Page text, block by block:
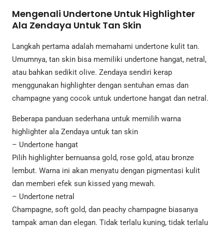
Mengenali Undertone Untuk Highlighter
Ala Zendaya Untuk Tan Skin
Langkah pertama adalah memahami undertone kulit tan.
Umumnya, tan skin bisa memiliki undertone hangat, netral,
atau bahkan sedikit olive. Zendaya sendiri kerap
menggunakan highlighter dengan sentuhan emas dan
champagne yang cocok untuk undertone hangat dan netral.
Beberapa panduan sederhana untuk memilih warna
highlighter ala Zendaya untuk tan skin
– Undertone hangat
Pilih highlighter bernuansa gold, rose gold, atau bronze
lembut. Warna ini akan menyatu dengan pigmentasi kulit
dan memberi efek sun kissed yang mewah.
– Undertone netral
Champagne, soft gold, dan peachy champagne biasanya
tampak aman dan elegan. Tidak terlalu kuning, tidak terlalu